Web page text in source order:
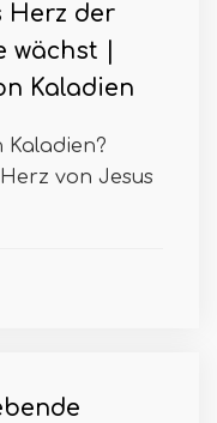
Herz der
wächst |
Kaladien
von Jesus